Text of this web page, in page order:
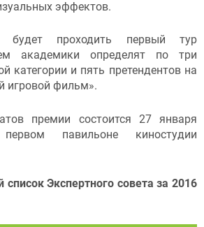
эффектов.
проходить первый тур
академики определят по три
категории и пять претендентов на
игровой фильм».
премии состоится 27 января
павильоне киностудии
Экспертного совета за 2016